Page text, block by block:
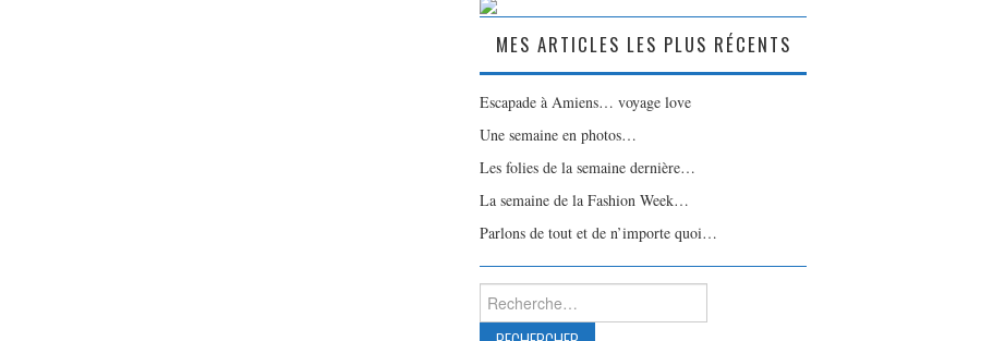
MES ARTICLES LES PLUS RÉCENTS
Escapade à Amiens… voyage love
Une semaine en photos…
Les folies de la semaine dernière…
La semaine de la Fashion Week…
Parlons de tout et de n’importe quoi…
Rechercher :